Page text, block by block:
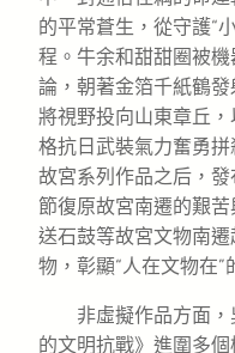
的平常蒼生，從守護“
程。牛余和甜甜圈被
論，朝著金箔千紙鶴發
將視野投向山東章丘
格抗日武裝氣力奮勇
故宮系列作品之后，
節復原故宮南遷的艱
送石鼓等故宮文物南
物，彰顯“人在文物在”
非虛擬作品方面
的文明抗戰》進圍多